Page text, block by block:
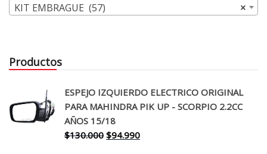
×
KIT EMBRAGUE (57)
Productos
ESPEJO IZQUIERDO ELECTRICO ORIGINAL
PARA MAHINDRA PIK UP - SCORPIO 2.2CC
AÑOS 15/18
$130.000 El
$94.990El